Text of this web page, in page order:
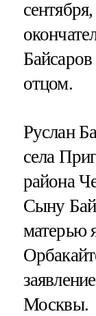
Байсаров
отцом.
Руслан
села
района
Сыну
матерью
Москвы.